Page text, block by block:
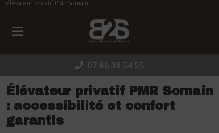
élévateur privatif PMR Somain
07 86 38 54 55
Élévateur privatif PMR Somain
: accessibilité et confort
garantis
Panneau de gestion des cookies